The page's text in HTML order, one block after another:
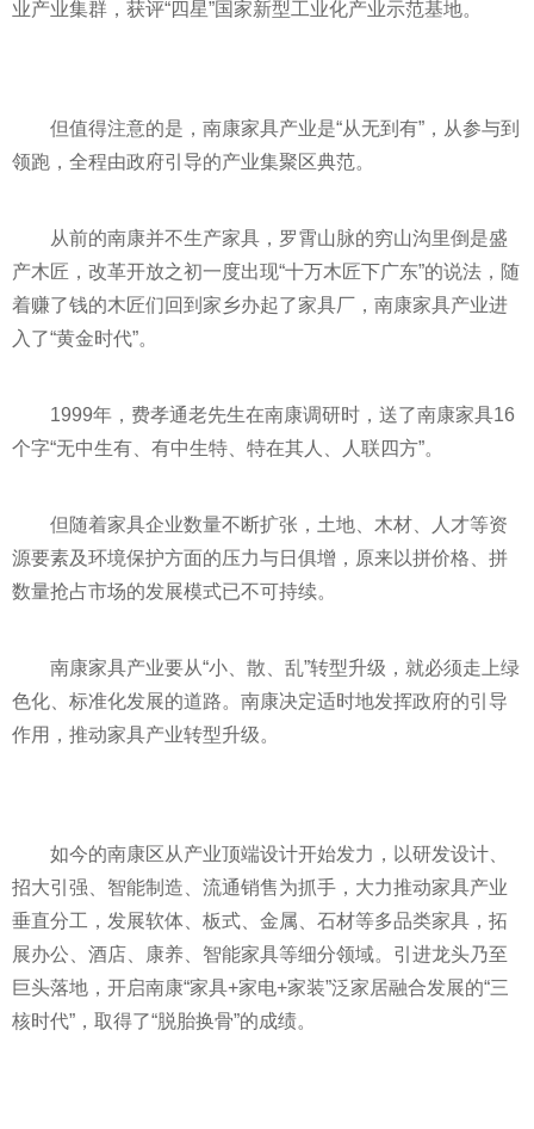
业产业集群，获评“四星”国家新型工业化产业示范基地。
但值得注意的是，南康家具产业是“从无到有”，从参与到
领跑，全程由政府引导的产业集聚区典范。
从前的南康并不生产家具，罗霄山脉的穷山沟里倒是盛
产木匠， 改革开放之初一度出现“十万木匠下广东”的说法，随
着赚了钱的木匠们回到家乡办起了家具厂，南康家具产业进
入了“黄金时代”。
1999年，费孝通老先生在南康调研时，送了南康家具16
个字“无中生有、有中生特、特在其人、人联四方”。
但随着家具企业数量不断扩张，土地、木材、人才等资
源要素及环境保护方面的压力与日俱增，原来以拼价格、拼
数量抢占市场的发展模式已不可持续。
南康家具产业要从“小、散、乱”转型升级，就必须走上绿
色化、标准化发展的道路。南康决定适时地发挥政府的引导
作用，推动家具产业转型升级。
如今的南康区从产业顶端设计开始发力，以研发设计、
招大引强、智能制造、流通销售为抓手，大力推动家具产业
垂直分工，发展软体、板式、金属、石材等多品类家具，拓
展办公、酒店、康养、智能家具等细分领域。引进龙头乃至
巨头落地，开启南康“家具+家电+家装”泛家居融合发展的“三
核时代”，取得了“脱胎换骨”的成绩。